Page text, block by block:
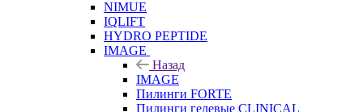
NIMUE
IQLIFT
HYDRO PEPTIDE
IMAGE
Назад
IMAGE
Пилинги FORTE
Пилинги гелевые CLINICAL